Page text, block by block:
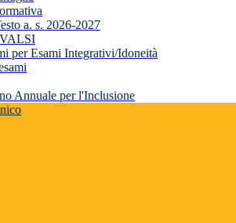
a. s. 2026-2027
per Esami Integrativi/Idoneità
Annuale per l'Inclusione